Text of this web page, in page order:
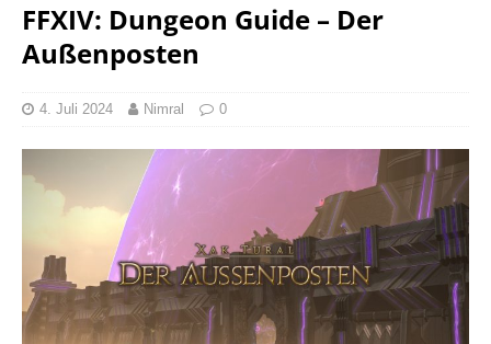
FFXIV: Dungeon Guide – Der
Außenposten
4. Juli 2024 Nimral 0